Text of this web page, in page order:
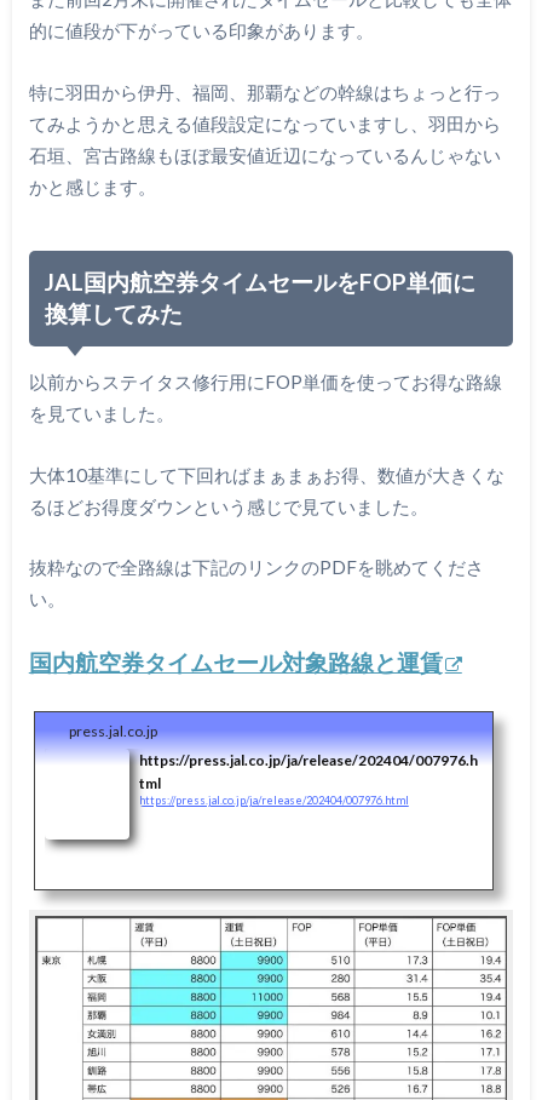
的に値段が下がっている印象があります。
特に羽田から伊丹、福岡、那覇などの幹線はちょっと行っ
てみようかと思える値段設定になっていますし、羽田から
石垣、宮古路線もほぼ最安値近辺になっているんじゃない
かと感じます。
JAL国内航空券タイムセールをFOP単価に
換算してみた
以前からステイタス修行用にFOP単価を使ってお得な路線
を見ていました。
大体10基準にして下回ればまぁまぁお得、数値が大きくな
るほどお得度ダウンという感じで見ていました。
抜粋なので全路線は下記のリンクのPDFを眺めてくださ
い。
国内航空券タイムセール対象路線と運賃
press.jal.co.jp
https://press.jal.co.jp/ja/release/202404/007976.h
tml
https://press.jal.co.jp/ja/release/202404/007976.html